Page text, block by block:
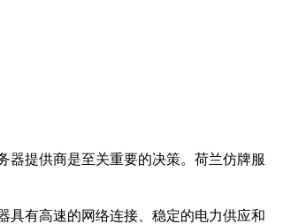
器提供商是至关重要的决策。荷兰仿牌服
具有高速的网络连接、稳定的电力供应和